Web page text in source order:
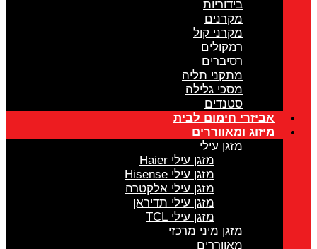
בידוריות
מקרנים
מקרני קול
רמקולים
רסיברים
מתקני תליה
מסכי גלילה
סטנדים
אביזרי חימום לבית
מיזוג ומאווררים
מזגן עילי
מזגן עילי Haier
מזגן עילי Hisense
מזגן עילי אלקטרה
מזגן עילי תדיראן
מזגן עילי TCL
מזגן מיני מרכזי
מאווררים